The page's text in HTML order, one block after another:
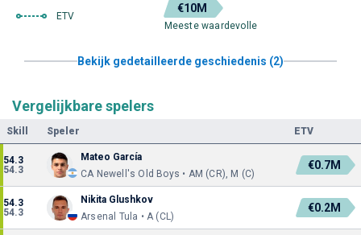
ETV
€10M
Meeste waardevolle
Bekijk gedetailleerde geschiedenis (2)
Vergelijkbare spelers
Skill Speler ETV
54.3
54.3
Mateo García
CA Newell's Old Boys • AM (CR), M (C)
€0.7M
54.3
54.3
Nikita Glushkov
Arsenal Tula • A (CL)
€0.2M